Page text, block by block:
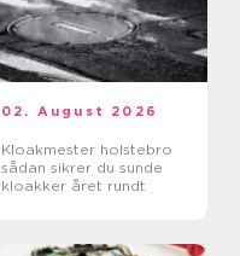
02. August 2026
Kloakmester holstebro
sådan sikrer du sunde
kloakker året rundt